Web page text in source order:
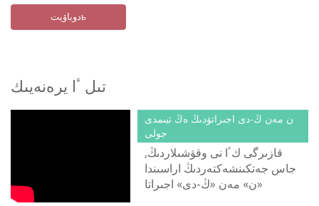
دوباۆيتь
تىل ٴا يرەنەيىك
ن مەن ڭ-دى اجىراتۋدىڭ ەڭ تيىمدى
جولى
قازىرگى كٴا نى وقۋشىلاردىڭ,
جاس جەتكىنشەكتەردىڭ اراسىندا
«ن» مەن «ڭ-دى» اجىراتا